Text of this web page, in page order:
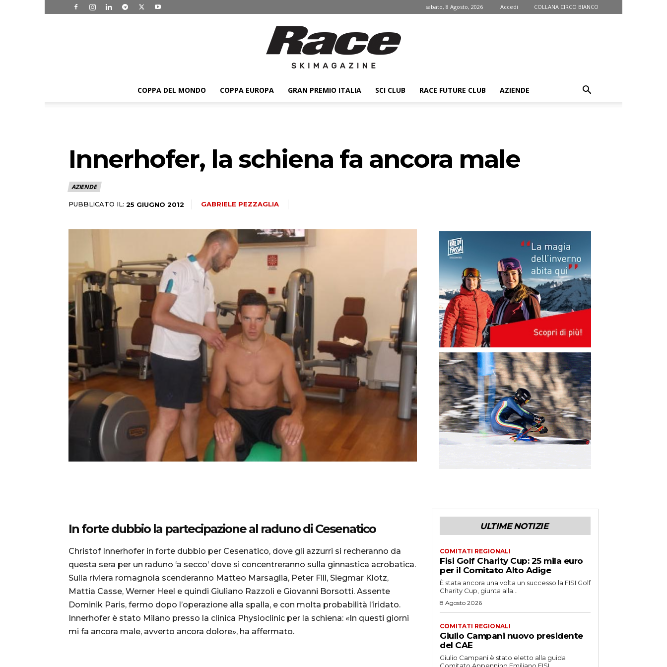
sabato, 8 Agosto, 2026 Accedi COLLANA CIRCO BIANCO
magazine
COPPA DEL MONDO COPPA EUROPA GRAN PREMIO ITALIA SCI CLUB RACE FUTURE CLUB AZIENDE
Innerhofer, la schiena fa ancora male
AZIENDE
PUBBLICATO IL: 25 GIUGNO 2012 GABRIELE PEZZAGLIA
In forte dubbio la partecipazione al raduno di Cesenatico
Christof Innerhofer in forte dubbio per Cesenatico, dove gli azzurri si recheranno da
questa sera per un raduno ‘a secco’ dove si concentreranno sulla ginnastica acrobatica.
Sulla riviera romagnola scenderanno Matteo Marsaglia, Peter Fill, Siegmar Klotz,
Mattia Casse, Werner Heel e quindi Giuliano Razzoli e Giovanni Borsotti. Assente
Dominik Paris, fermo dopo l’operazione alla spalla, e con molta probabilità l’iridato.
Innerhofer è stato Milano presso la clinica Physioclinic per la schiena: «In questi giorni
mi fa ancora male, avverto ancora dolore», ha affermato.
ULTIME NOTIZIE
COMITATI REGIONALI
Fisi Golf Charity Cup: 25 mila euro
per il Comitato Alto Adige
È stata ancora una volta un successo la FISI Golf
Charity Cup, giunta alla...
8 Agosto 2026
COMITATI REGIONALI
Giulio Campani nuovo presidente
del CAE
Giulio Campani è stato eletto alla guida